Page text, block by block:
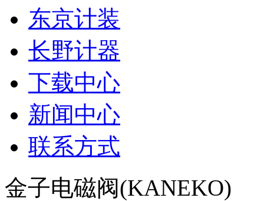
东京计装
长野计器
下载中心
新闻中心
联系方式
金子电磁阀(KANEKO)